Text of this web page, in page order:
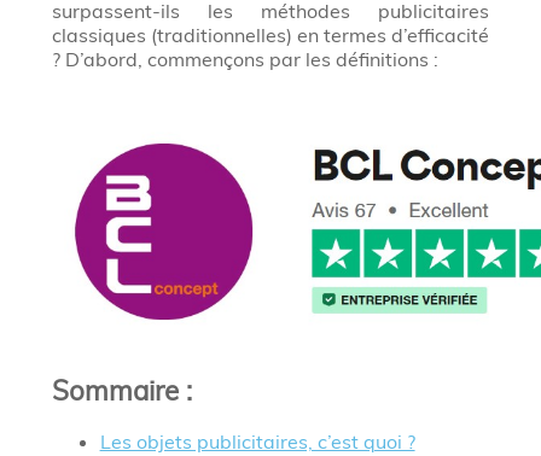
surpassent-ils les méthodes publicitaires
classiques (traditionnelles) en termes d’efficacité
? D’abord, commençons par les définitions :
Sommaire:
Les objets publicitaires, c’est quoi ?